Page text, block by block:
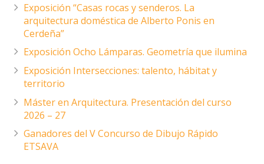
Exposición “Casas rocas y senderos. La
arquitectura doméstica de Alberto Ponis en
Cerdeña”
Exposición Ocho Lámparas. Geometría que ilumina
Exposición Intersecciones: talento, hábitat y
territorio
Máster en Arquitectura. Presentación del curso
2026 – 27
Ganadores del V Concurso de Dibujo Rápido
ETSAVA